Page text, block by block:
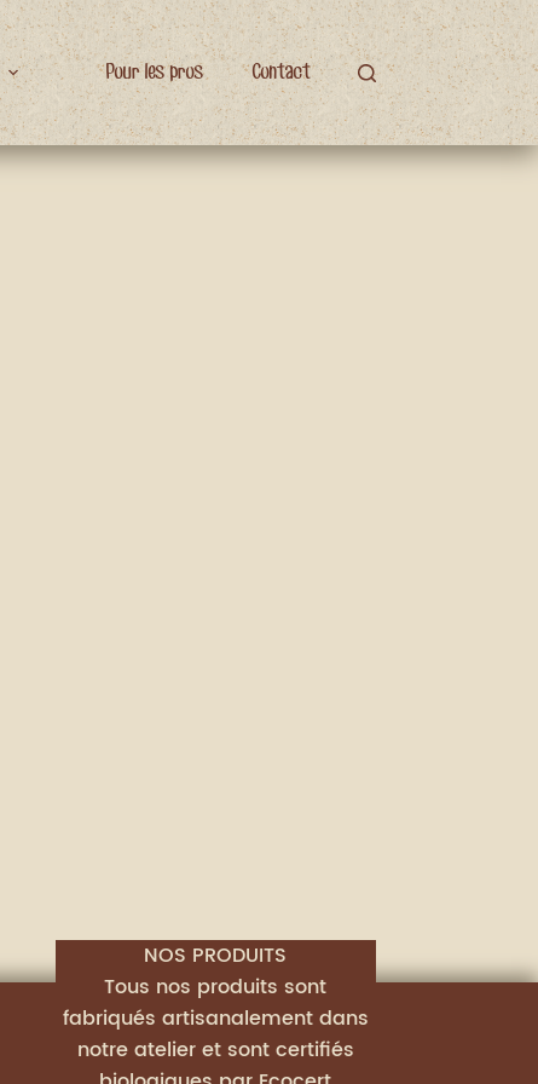
Pour les pros Contact
NOS PRODUITS
Tous nos produits sont
fabriqués artisanalement dans
notre atelier et sont certifiés